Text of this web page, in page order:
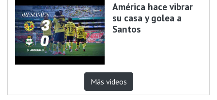
América hace vibrar
su casa y golea a
Santos
Más videos